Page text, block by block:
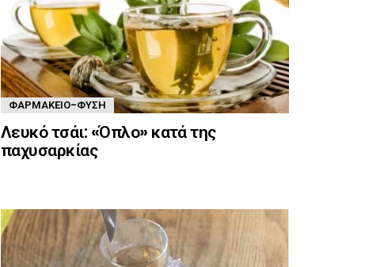
ΦΑΡΜΑΚΕΊΟ-ΦΎΣΗ
Λευκό τσάι: «Όπλο» κατά της
παχυσαρκίας